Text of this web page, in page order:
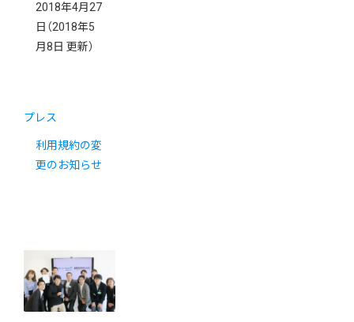
2018年4月27
日 （2018年5
月8日 更新）
プレス
利用規約の変
更のお知らせ